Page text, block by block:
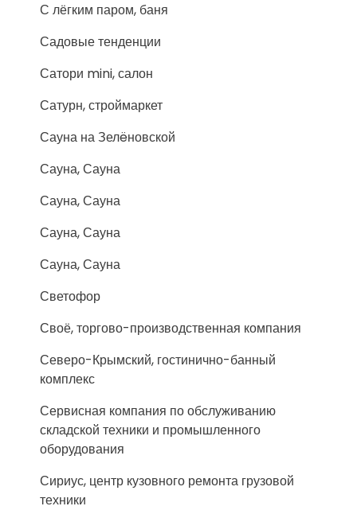
С лёгким паром, баня
Садовые тенденции
Сатори mini, салон
Сатурн, строймаркет
Сауна на Зелëновской
Сауна, Сауна
Сауна, Сауна
Сауна, Сауна
Сауна, Сауна
Светофор
Своё, торгово-производственная компания
Северо-Крымский, гостинично-банный
комплекс
Сервисная компания по обслуживанию
складской техники и промышленного
оборудования
Сириус, центр кузовного ремонта грузовой
техники